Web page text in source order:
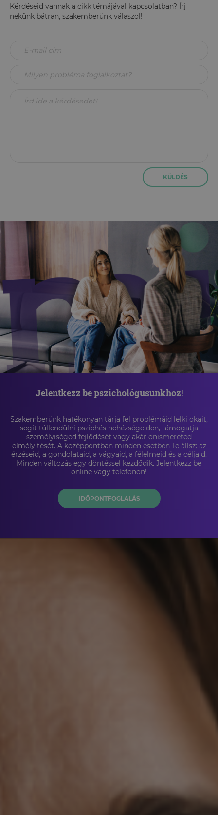
Kérdéseid vannak a cikk témájával kapcsolatban? Írj
nekünk bátran, szakemberünk válaszol!
KÜLDÉS
Jelentkezz be pszichológusunkhoz!
Szakemberünk hatékonyan tárja fel problémáid lelki okait,
segít túllendülni pszichés nehézségeiden, támogatja
személyiséged fejlődését vagy akár önismereted
elmélyítését. A középpontban minden esetben Te állsz: az
érzéseid, a gondolataid, a vágyaid, a félelmeid és a céljaid.
Minden változás egy döntéssel kezdődik. Jelentkezz be
online vagy telefonon!
IDŐPONTFOGLALÁS